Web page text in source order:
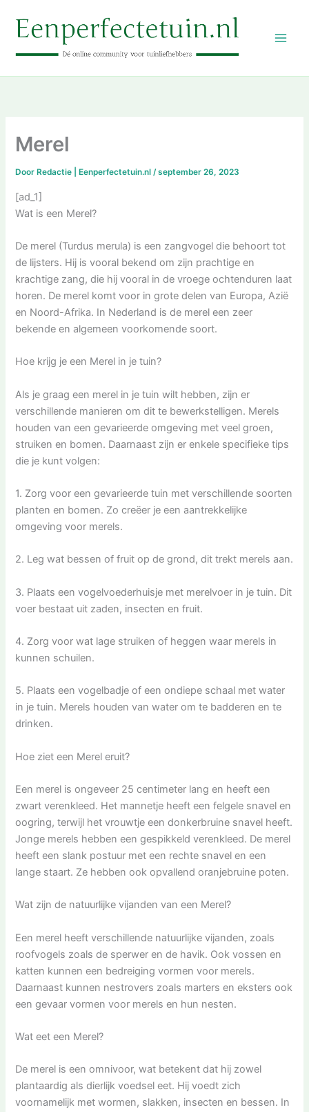
naar
inhoud
Merel
Door Redactie | Eenperfectetuin.nl/september 26, 2023
[ad_1]
Wat is een Merel?
De merel (Turdus merula) is een zangvogel die behoort tot
de lijsters. Hij is vooral bekend om zijn prachtige en
krachtige zang, die hij vooral in de vroege ochtenduren laat
horen. De merel komt voor in grote delen van Europa, Azië
en Noord-Afrika. In Nederland is de merel een zeer
bekende en algemeen voorkomende soort.
Hoe krijg je een Merel in je tuin?
Als je graag een merel in je tuin wilt hebben, zijn er
verschillende manieren om dit te bewerkstelligen. Merels
houden van een gevarieerde omgeving met veel groen,
struiken en bomen. Daarnaast zijn er enkele specifieke tips
die je kunt volgen:
1. Zorg voor een gevarieerde tuin met verschillende soorten
planten en bomen. Zo creëer je een aantrekkelijke
omgeving voor merels.
2. Leg wat bessen of fruit op de grond, dit trekt merels aan.
3. Plaats een vogelvoederhuisje met merelvoer in je tuin. Dit
voer bestaat uit zaden, insecten en fruit.
4. Zorg voor wat lage struiken of heggen waar merels in
kunnen schuilen.
5. Plaats een vogelbadje of een ondiepe schaal met water
in je tuin. Merels houden van water om te badderen en te
drinken.
Hoe ziet een Merel eruit?
Een merel is ongeveer 25 centimeter lang en heeft een
zwart verenkleed. Het mannetje heeft een felgele snavel en
oogring, terwijl het vrouwtje een donkerbruine snavel heeft.
Jonge merels hebben een gespikkeld verenkleed. De merel
heeft een slank postuur met een rechte snavel en een
lange staart. Ze hebben ook opvallend oranjebruine poten.
Wat zijn de natuurlijke vijanden van een Merel?
Een merel heeft verschillende natuurlijke vijanden, zoals
roofvogels zoals de sperwer en de havik. Ook vossen en
katten kunnen een bedreiging vormen voor merels.
Daarnaast kunnen nestrovers zoals marters en eksters ook
een gevaar vormen voor merels en hun nesten.
Wat eet een Merel?
De merel is een omnivoor, wat betekent dat hij zowel
plantaardig als dierlijk voedsel eet. Hij voedt zich
voornamelijk met wormen, slakken, insecten en bessen. In